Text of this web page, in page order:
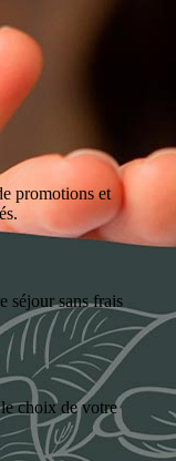
promotions et
séjour sans frais
choix de votre